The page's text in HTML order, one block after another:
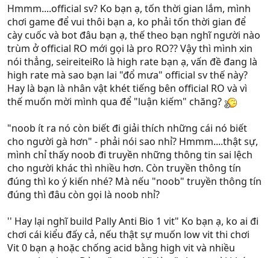
bạn nhiều, noob ít ra nó còn biết đi giải thích những cái
nó biết cho người gà hơn. Còn bạn thì sao ngồi đấy bới
xé để đá xoáy ? thể hiện pro. Vâng xin thưa bạn Pro
chấm hết ^^ khỏi '' Trích dẫn k lại cãi nhau cả lũ lại lên
bảng Ok !
Ps all : cãi nhau làm gì _ __'' RO sinh ra mà có cái gọi là
pro ấy thì đã chẳng ai chơi rồi. Chỉ có người nhanh tay
hơn mà hiểu rõ về 1 thứ gì đấy hơn người khác mà thôi
Pro thì cũng pro được 1 hoặc vài Job có thằng nào
dám nhận nó chơi Job nào cũng Vô đối k _ __'' Hay lại
nghĩ build Pally Anti Bio 1 vit ._.
Hmmm....official sv? Ko bạn ạ, tốn thời gian lắm, mình
chơi game để vui thôi bạn a, ko phải tốn thời gian để
cày cuốc và bot đâu bạn ạ, thế theo bạn nghĩ người nào
trùm ở official RO mới gọi là pro RO?? Vậy thì mình xin
nói thẳng, seireiteiRo là high rate bạn ạ, vấn đề đang là
high rate mà sao bạn lai "đổ mưa" official sv thế này?
Hay là bạn là nhân vật khét tiếng bên official RO và vì
thế muốn mời mình qua để "luận kiếm" chăng?
"noob ít ra nó còn biết đi giải thích những cái nó biết
cho người gà hơn" - phải nói sao nhỉ? Hmmm....thật sự,
mình chỉ thấy noob đi truyền những thông tin sai lệch
cho người khác thì nhiều hơn. Còn truyền thông tín
đúng thì ko ý kiến nhé? Mà nếu "noob" truyền thông tín
đúng thì đâu còn gọi là noob nhỉ?
'' Hay lại nghĩ build Pally Anti Bio 1 vit" Ko bạn ạ, ko ai đi
chơi cái kiểu đấy cả, nếu thật sự muốn low vit thi chơi
Vit 0 bạn ạ hoặc chống acid bằng high vit và nhiều